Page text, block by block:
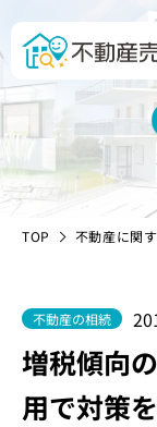
TOP 不動産に関
増税傾向
用で対策を
不動産の相続